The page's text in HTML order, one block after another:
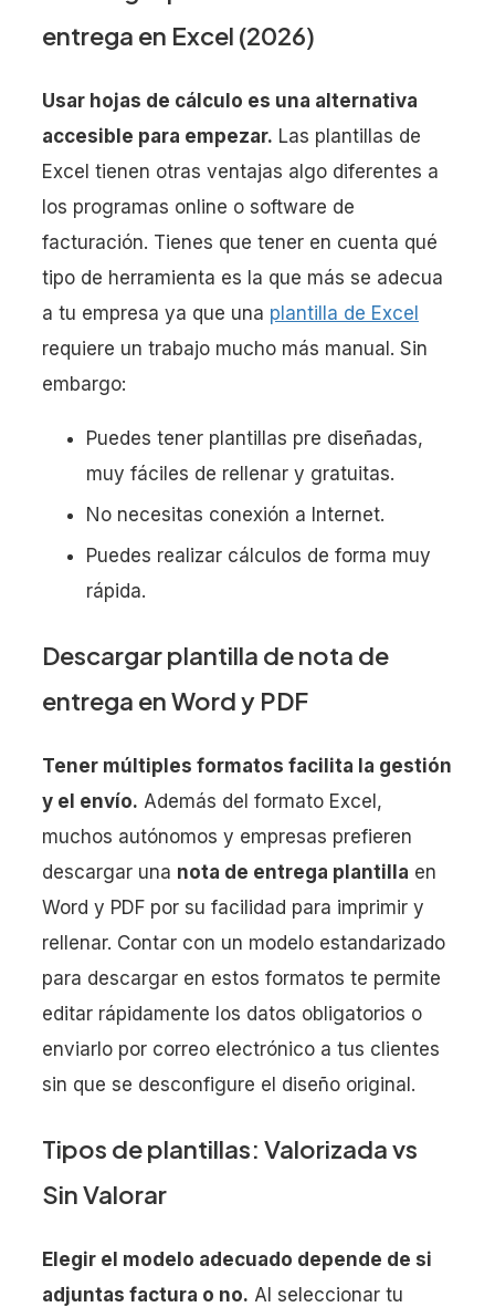
entrega en Excel (2026)
Usar hojas de cálculo es una alternativa
accesible para empezar. Las plantillas de
Excel tienen otras ventajas algo diferentes a
los programas online o software de
facturación. Tienes que tener en cuenta qué
tipo de herramienta es la que más se adecua
a tu empresa ya que una plantilla de Excel
requiere un trabajo mucho más manual. Sin
embargo:
Puedes tener plantillas pre diseñadas,
muy fáciles de rellenar y gratuitas.
No necesitas conexión a Internet.
Puedes realizar cálculos de forma muy
rápida.
Descargar plantilla de nota de
entrega en Word y PDF
Tener múltiples formatos facilita la gestión
y el envío. Además del formato Excel,
muchos autónomos y empresas prefieren
descargar una nota de entrega plantilla en
Word y PDF por su facilidad para imprimir y
rellenar. Contar con un modelo estandarizado
para descargar en estos formatos te permite
editar rápidamente los datos obligatorios o
enviarlo por correo electrónico a tus clientes
sin que se desconfigure el diseño original.
Tipos de plantillas: Valorizada vs
Sin Valorar
Elegir el modelo adecuado depende de si
adjuntas factura o no. Al seleccionar tu